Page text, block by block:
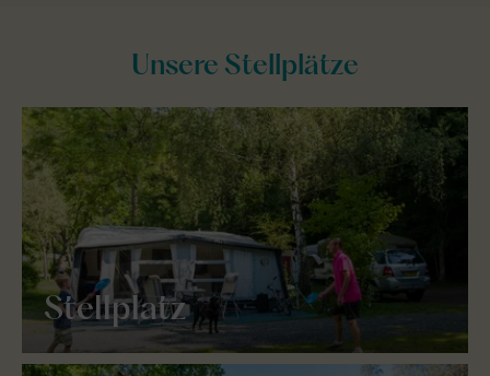
Unsere Stellplätze
Stellplatz